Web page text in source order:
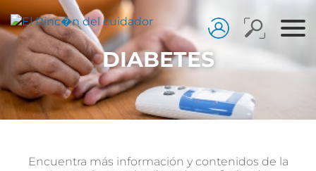
DIABETES
Encuentra más información y contenidos de la